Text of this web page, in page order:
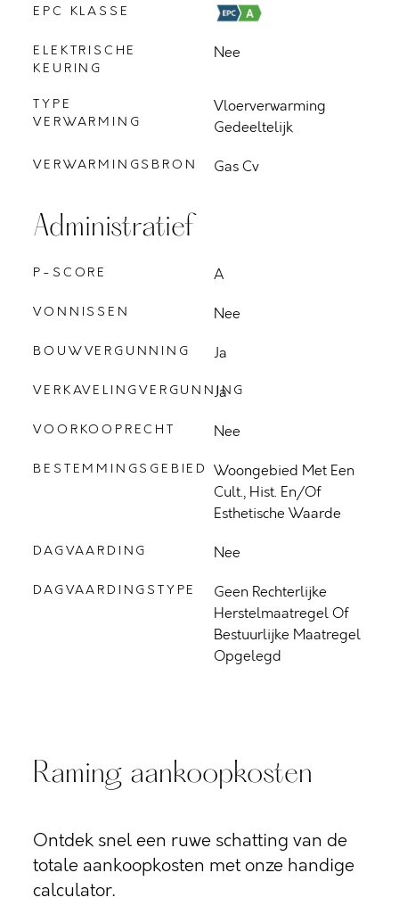
EPC KLASSE
ELEKTRISCHE
KEURING
Nee
TYPE
VERWARMING
Vloerverwarming
Gedeeltelijk
VERWARMINGSBRON Gas Cv
Administratief
P-SCORE A
VONNISSEN Nee
BOUWVERGUNNING Ja
VERKAVELINGVERGUNNING
Ja
VOORKOOPRECHT Nee
BESTEMMINGSGEBIED Woongebied Met Een
Cult., Hist. En/of
Esthetische Waarde
DAGVAARDING Nee
DAGVAARDINGSTYPE
Geen Rechterlijke
Herstelmaatregel Of
Bestuurlijke Maatregel
Opgelegd
Raming aankoopkosten
Ontdek snel een ruwe schatting van de
totale aankoopkosten met onze handige
calculator.